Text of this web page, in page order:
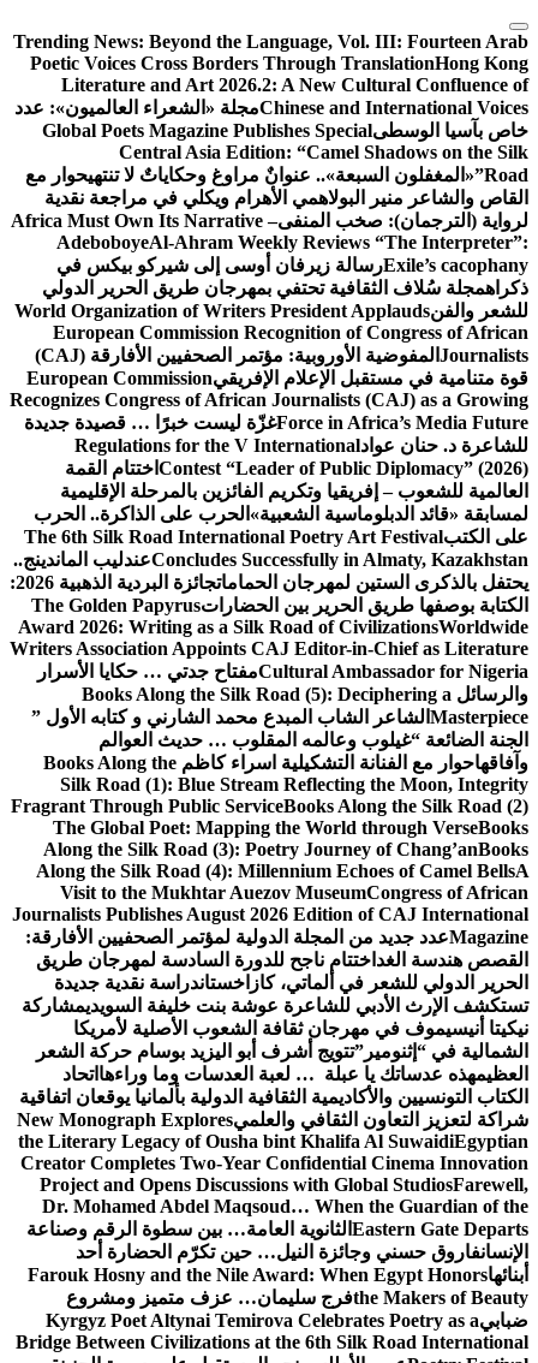
Trending News: Beyond the
Poetic Voices Cross Borders
Literature and Art 2026.2: A
Chineseمجلة «الشعراء العالميون»: عدد
Global Poets Magazine Publishes
Central Asia Edition:
عنوانٌ مراوغ وحكاياتٌ لا تنتهيحوار مع
الأهرام ويكلي في مراجعة نقدية
Africa Must Own Its Narrative –
AdeboboyeAl-Ahram Weekly
زيرفان أوسى إلى شيركو بيكس في
تحتفي بمهرجان طريق الحرير الدولي
World Organization of Writers
European Commission
المفوضية الأوروبية: مؤتمر الصحفيين الأفارقة (CAJ)
الإفريقي European Commission
Recognizes Congress of African
Forceغزّة ليست خبرًا … قصيدة جديدة
Regulations for the V
Contest “Leader ofاختتام القمة
الفائزين بالمرحلة الإقليمية
الشعبية»الحرب على الذاكرة.. الحرب
The 6th Silk Road International
Concludesعندليب الماندينج..
الحمامات
جائزة البردية الذهبية 2026:
بين الحضاراتThe Golden Papyrus
Award 2026: Writing as a Silk Road
Writers Association Appoints CAJ
Culturalمفتاح جدتي … حكايا الأسرار
Books Along the Silk Road
المبدع محمد الشارني و كتابه الأول ”
المقلوب … حديث العوالم
اسراء كاظمBooks Along the
Silk Road (1): Blue Stream
Fragrant Through Public Service
The Global Poet: Mapping the
Along the Silk Road (3): Poetry
Along the Silk Road (4): Millennium
Visit to the Mukhtar Auezov
Journalists Publishes August 2026
الدولية لمؤتمر الصحفيين الأفارقة:
ناجح للدورة السادسة لمهرجان طريق
كازاخستاندراسة نقدية جديدة
عوشة بنت خليفة السويديمشاركة
ثقافة الشعوب الأصلية لأمريكا
أشرف أبو اليزيد بوسام حركة الشعر
… لعبة العدسات وما وراءهااتحاد
الثقافية الدولية بألمانيا يوقعان اتفاقية
والعلميNew Monograph Explores
the Literary Legacy of Ousha bint
Creator Completes Two-Year
Project and Opens Discussions
Dr. Mohamed Abdel Maqsoud…
العامة… بين سطوة الرقم وصناعة
النيل… حين تكرّم الحضارة أحد
Farouk Hosny and the Nile Award:
سليمان… عزف متميز ومشروع
Kyrgyz Poet Altynai Temirova
Bridge Between Civilizations at the